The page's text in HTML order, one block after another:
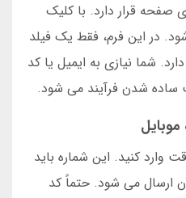
صفحه قرار دارد. با کلیک
در این فرم، فقط یک فیلد
شما نیازی به ایمیل یا کد
ساده شدن فرآیند می شود.
وارد کنید. این شماره باید
ارسال می شود. حتماً کد